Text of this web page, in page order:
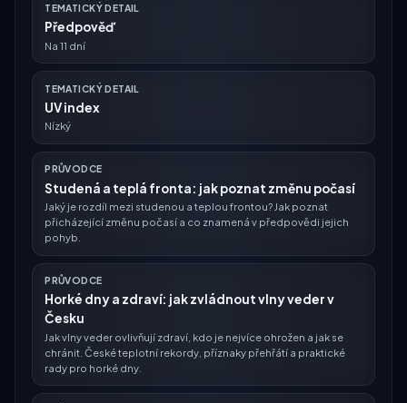
TEMATICKÝ DETAIL
Předpověď
Na 11 dní
TEMATICKÝ DETAIL
UV index
Nízký
PRŮVODCE
Studená a teplá fronta: jak poznat změnu počasí
Jaký je rozdíl mezi studenou a teplou frontou? Jak poznat
přicházející změnu počasí a co znamená v předpovědi jejich
pohyb.
PRŮVODCE
Horké dny a zdraví: jak zvládnout vlny veder v
Česku
Jak vlny veder ovlivňují zdraví, kdo je nejvíce ohrožen a jak se
chránit. České teplotní rekordy, příznaky přehřátí a praktické
rady pro horké dny.